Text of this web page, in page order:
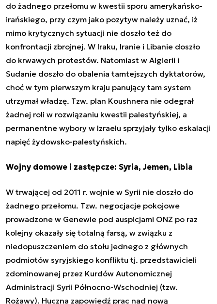
do żadnego przełomu w kwestii sporu amerykańsko-
irańskiego, przy czym jako pozytyw należy uznać, iż
mimo krytycznych sytuacji nie doszło też do
konfrontacji zbrojnej. W Iraku, Iranie i Libanie doszło
do krwawych protestów. Natomiast w Algierii i
Sudanie doszło do obalenia tamtejszych dyktatorów,
choć w tym pierwszym kraju panujący tam system
utrzymał władzę. Tzw. plan Koushnera nie odegrał
żadnej roli w rozwiązaniu kwestii palestyńskiej, a
permanentne wybory w Izraelu sprzyjały tylko eskalacji
napięć żydowsko-palestyńskich.
Wojny domowe i zastępcze: Syria, Jemen, Libia
W trwającej od 2011 r. wojnie w Syrii nie doszło do
żadnego przełomu. Tzw. negocjacje pokojowe
prowadzone w Genewie pod auspicjami ONZ po raz
kolejny okazały się totalną farsą, w związku z
niedopuszczeniem do stołu jednego z głównych
podmiotów syryjskiego konfliktu tj. przedstawicieli
zdominowanej przez Kurdów Autonomicznej
Administracji Syrii Północno-Wschodniej (tzw.
Rożawy). Huczna zapowiedź prac nad nową